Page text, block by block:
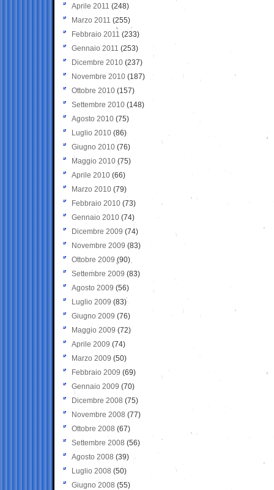
Aprile 2011 (248)
Marzo 2011 (255)
Febbraio 2011 (233)
Gennaio 2011 (253)
Dicembre 2010 (237)
Novembre 2010 (187)
Ottobre 2010 (157)
Settembre 2010 (148)
Agosto 2010 (75)
Luglio 2010 (86)
Giugno 2010 (76)
Maggio 2010 (75)
Aprile 2010 (66)
Marzo 2010 (79)
Febbraio 2010 (73)
Gennaio 2010 (74)
Dicembre 2009 (74)
Novembre 2009 (83)
Ottobre 2009 (90)
Settembre 2009 (83)
Agosto 2009 (56)
Luglio 2009 (83)
Giugno 2009 (76)
Maggio 2009 (72)
Aprile 2009 (74)
Marzo 2009 (50)
Febbraio 2009 (69)
Gennaio 2009 (70)
Dicembre 2008 (75)
Novembre 2008 (77)
Ottobre 2008 (67)
Settembre 2008 (56)
Agosto 2008 (39)
Luglio 2008 (50)
Giugno 2008 (55)